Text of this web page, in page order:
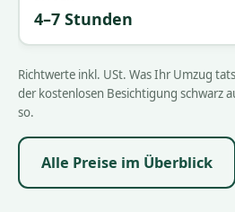
4–7 Stunden
Richtwerte inkl. USt. Was Ihr Umzug
der kostenlosen Besichtigung schwarz
so.
Alle Preise im Überblick